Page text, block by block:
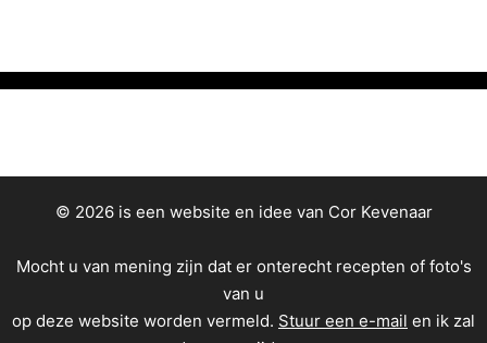
© 2026 is een website en idee van Cor Kevenaar
Mocht u van mening zijn dat er onterecht recepten of foto's
van u
op deze website worden vermeld. Stuur een e-mail en ik zal